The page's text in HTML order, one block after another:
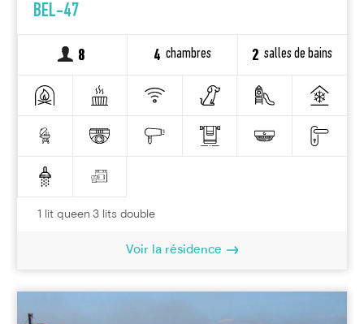
BEL-47
8 4 chambres 2 salles de bains
1 lit queen 3 lits double
Voir la résidence